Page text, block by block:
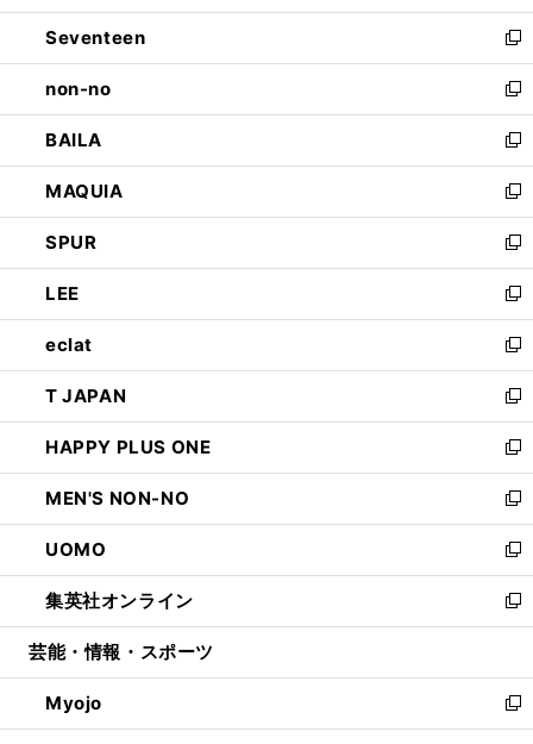
開
く
ウ
で
開
く
ン
ド
ウ
で
開
く
Seventeen
新
し
い
ウ
ィ
ン
ド
ウ
で
開
く
non-no
新
し
い
ウ
ィ
ン
ド
ウ
で
開
く
BAILA
新
し
い
ウ
ィ
ン
ド
ウ
で
開
く
MAQUIA
新
し
い
ウ
ィ
ン
ド
ウ
で
開
く
SPUR
新
し
い
ウ
ィ
ン
ド
ウ
で
開
く
LEE
新
し
い
ウ
ィ
ン
ド
ウ
で
開
く
eclat
新
し
い
ウ
ィ
ン
ド
ウ
で
開
く
T JAPAN
新
し
い
ウ
ィ
ン
ド
ウ
で
開
HAPPY PLUS ONE
新
し
い
ウ
ィ
ン
ド
ウ
開
く
MEN'S NON-NO
新
し
い
ウ
ィ
ン
ウ
で
開
UOMO
新
し
い
ウ
ン
ド
ウ
集英社オンライン
新
し
ウ
ィ
ン
芸能・情報・スポーツ
Myojo
新
し